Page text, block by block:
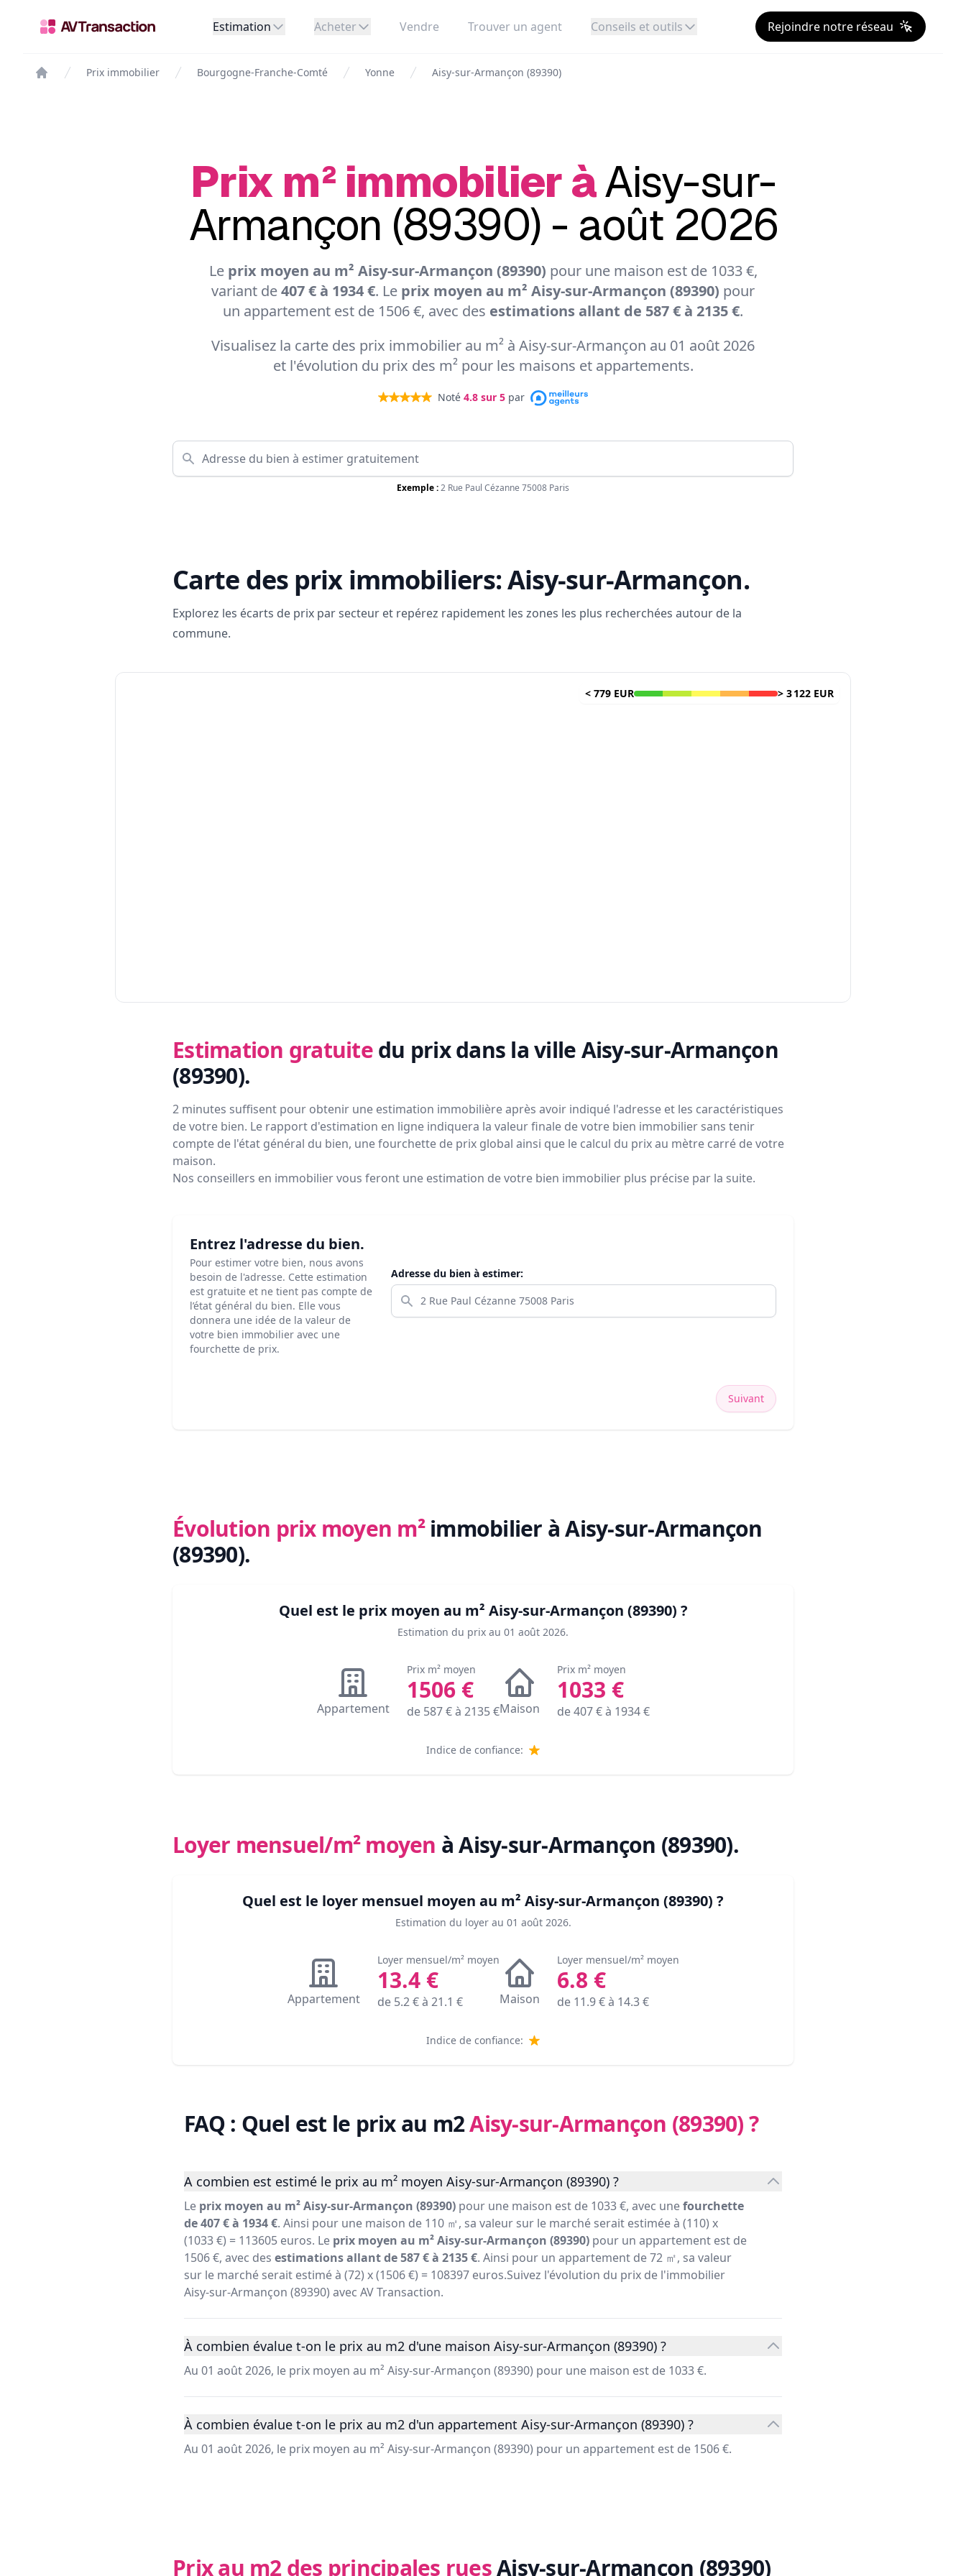
Estimation Acheter Vendre Trouver un agent Conseils et outils Rejoindre notre réseau
Prix immobilier Bourgogne-Franche-Comté Yonne Aisy-sur-Armançon (89390)
Prix m² immobilier àAisy-sur-
Armançon (89390) - août 2026
Le prix moyen au m² Aisy-sur-Armançon (89390) pour une maison est de 1033 €,
variant de407 € à 1934 €. Le prix moyen au m² Aisy-sur-Armançon (89390) pour
un appartement est de 1506 €, avec des estimations allant de 587 € à 2135 €.
Visualisez la carte des prix immobilier au m² à Aisy-sur-Armançon au 01 août 2026
et l'évolution du prix des m² pour les maisons et appartements.
Noté 4.8 sur 5 par
Exemple :2 Rue Paul Cézanne 75008 Paris
Carte des prix immobiliers:Aisy-sur-Armançon.
Explorez les écarts de prix par secteur et repérez rapidement les zones les plus recherchées autour de la
commune.
< 779 EUR > 3 122 EUR
Estimation gratuite du prixdans la ville Aisy-sur-Armançon
(89390).
2 minutes suffisent pour obtenir une estimation immobilière après avoir indiqué l'adresse et les caractéristiques
de votre bien. Le rapport d'estimation en ligne indiquera la valeur finale de votre bien immobilier sans tenir
compte de l'état général du bien, une fourchette de prix global ainsi que le calcul du prix au mètre carré de votre
maison.
Nos conseillers en immobilier vous feront une estimation de votre bien immobilier plus précise par la suite.
Entrez l'adresse du bien.
Pour estimer votre bien, nous avons
besoin de l'adresse. Cette estimation
est gratuite et ne tient pas compte de
l’état général du bien. Elle vous
donnera une idée de la valeur de
votre bien immobilier avec une
fourchette de prix.
Adresse du bien à estimer:
Suivant
Évolution prix moyen m² immobilier à Aisy-sur-Armançon
(89390).
Quel est le prix moyen au m² Aisy-sur-Armançon (89390) ?
Estimation du prix au 01 août 2026.
Appartement
Prix m² moyen
1506€
de 587€ à 2135€Maison
Prix m² moyen
1033 €
de407€ à 1934€
Indice de confiance:
Loyer mensuel/m² moyen à Aisy-sur-Armançon (89390).
Quel est le loyer mensuel moyen au m² Aisy-sur-Armançon (89390) ?
Estimation du loyer au 01 août 2026.
Appartement
Loyer mensuel/m² moyen
13.4€
de 5.2€ à 21.1 € Maison
Loyer mensuel/m² moyen
6.8 €
de 11.9€ à 14.3€
Indice de confiance:
FAQ : Quel est le prix au m2Aisy-sur-Armançon (89390)?
A combien est estimé le prix au m² moyen Aisy-sur-Armançon (89390) ?
Le prix moyen au m² Aisy-sur-Armançon (89390) pour une maison est de 1033 €, avec unefourchette
de 407 € à 1934 €. Ainsi pour une maison de 110 ㎡, sa valeur sur le marché serait estimée à (110) x
(1033 €) = 113605 euros. Le prix moyen au m² Aisy-sur-Armançon (89390) pour un appartement est de
1506 €, avec des estimations allant de 587 € à 2135 €. Ainsi pour un appartement de 72 ㎡, sa valeur
sur le marché serait estimé à (72) x (1506 €) = 108397 euros.Suivez l'évolution du prix de l'immobilier
Aisy-sur-Armançon (89390) avec AV Transaction.
À combien évalue t-on le prix au m2 d'une maison Aisy-sur-Armançon (89390) ?
Au 01 août 2026, le prix moyen au m² Aisy-sur-Armançon (89390) pour une maison est de 1033 €.
À combien évalue t-on le prix au m2 d'un appartement Aisy-sur-Armançon (89390) ?
Au 01 août 2026, le prix moyen au m² Aisy-sur-Armançon (89390) pour un appartement est de 1506 €.
Prix au m2 des principales ruesAisy-sur-Armançon (89390)